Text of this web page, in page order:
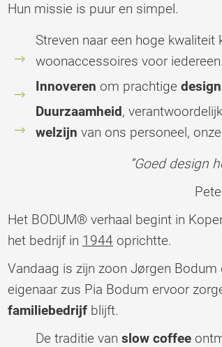
Hun missie is puur en simpel.
Streven naar een hoge
woonaccessoires voor iedereen.
Innoveren om prachtige
Duurzaamheid,
welzijn van ons personeel,
”Goed design
Het BODUM® verhaal begint in
het bedrijf in 1944 oprichtte.
Vandaag is zijn zoon Jørgen
eigenaar zus Pia Bodum ervoor
familiebedrijf blijft.
De traditie van slow coffee